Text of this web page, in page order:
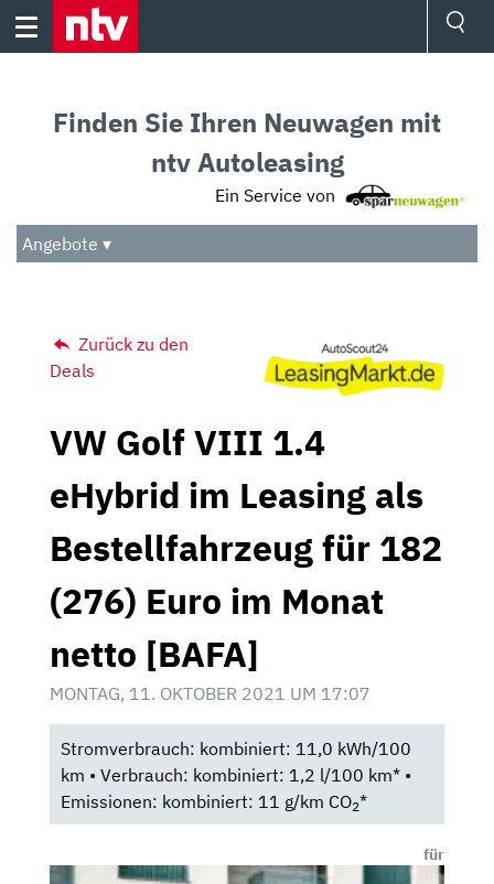
Skip
Audio
Das Beste
Finden Sie Ihren Neuwagen mit
ntv Autoleasing
Ein Service von
Angebote ▾
Zurück zu den
Deals
VW Golf VIII 1.4
eHybrid im Leasing als
Bestellfahrzeug für 182
(276) Euro im Monat
netto [BAFA]
MONTAG, 11. OKTOBER 2021 UM 17:07
Stromverbrauch: kombiniert: 11,0 kWh/100
km • Verbrauch: kombiniert: 1,2 l/100 km* •
Emissionen: kombiniert: 11 g/km CO2*
für